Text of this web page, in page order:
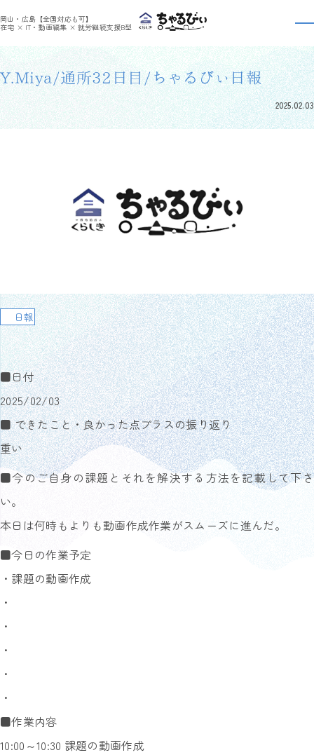
岡山・広島【全国対応も可】
在宅 × IT・動画編集 × 就労継続支援B型
利用者さんの日報 >
利用者さんの日報
Y.Miya/通所32日目/ちゃるびぃ日報
2025.02.03
日報
■日付
2025/02/03
■ できたこと・良かった点プラスの振り返り
重い
■今のご自身の課題とそれを解決する方法を記載して下さ
い。
本日は何時もよりも動画作成作業がスムーズに進んだ。
■今日の作業予定
・課題の動画作成
・
・
・
・
・
■作業内容
10:00～10:30 課題の動画作成